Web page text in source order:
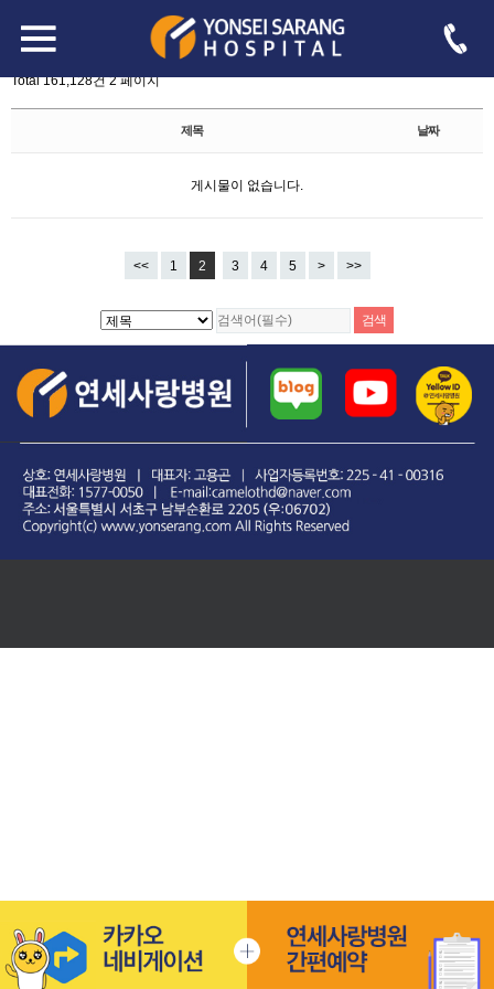
자유게시판
Total 161,128건2 페이지
제목 날짜
게시물이 없습니다.
<< 1 2 3 4 5 > >>